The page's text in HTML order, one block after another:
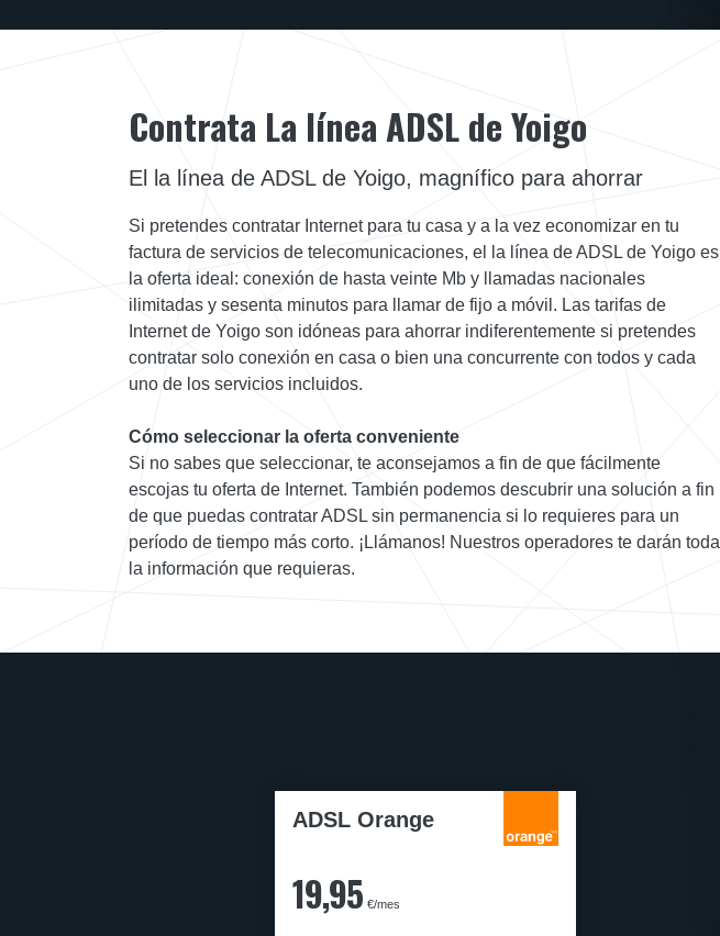
Contrata La línea ADSL de Yoigo
El la línea de ADSL de Yoigo, magnífico para ahorrar
Si pretendes contratar Internet para tu casa y a la vez economizar en tu
factura de servicios de telecomunicaciones, el la línea de ADSL de Yoigo es
la oferta ideal: conexión de hasta veinte Mb y llamadas nacionales
ilimitadas y sesenta minutos para llamar de fijo a móvil. Las tarifas de
Internet de Yoigo son idóneas para ahorrar indiferentemente si pretendes
contratar solo conexión en casa o bien una concurrente con todos y cada
uno de los servicios incluidos.
Cómo seleccionar la oferta conveniente
Si no sabes que seleccionar, te aconsejamos a fin de que fácilmente
escojas tu oferta de Internet. También podemos descubrir una solución a fin
de que puedas contratar ADSL sin permanencia si lo requieres para un
período de tiempo más corto. ¡Llámanos! Nuestros operadores te darán toda
la información que requieras.
ADSL Orange
19,95 €/mes